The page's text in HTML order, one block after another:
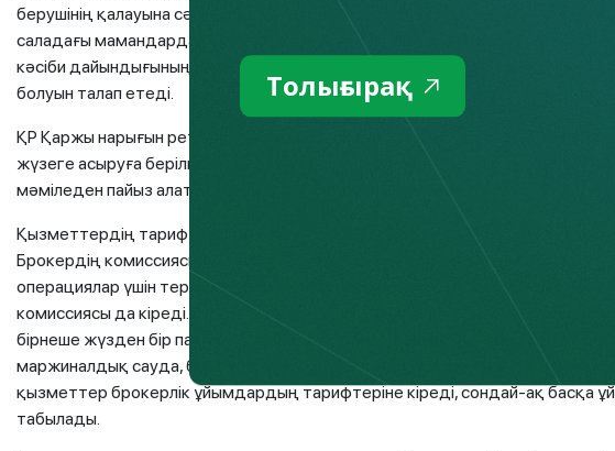
берушінің қалауына сәйкес болуына жауап береді. Брокерлердің қызметін
саладағы мамандардан қор нарықтары жұмысының түрлі аспектілері
кәсіби дайындығының және білімінің практикалық тұрғыдан да,
болуын талап етеді.
ҚР Қаржы нарығын реттеу және дамыту агенттігінің (бұдан әрі – Агенттік)
жүзеге асыруға берілген арнайы лицензиясы бар және клиенттерден
мәміледен пайыз алатын компания брокер болып табылады.
Қызметтердің тарифтері брокерлік компаниялардың сайттарында
Брокердің комиссиясына мәміле үшін комиссия, депозитарийдің
операциялар үшін терминалды және пайдаланғаны үшін комиссиялық
комиссиясы да кіреді. Әдетте, көрсетілген комиссиялар мәміле
бірнеше жүзден бір пайызын құрайды. Брокердің қосымша қызметтеріне
маржиналдық сауда, басқа да консультациялық қызметтер және т.б.
қызметтер брокерлік ұйымдардың тарифтеріне кіреді, сондай-ақ басқа
табылады.
Толығырақ